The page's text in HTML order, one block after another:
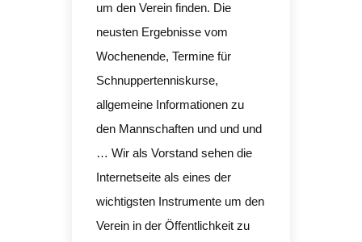
um den Verein finden. Die
neusten Ergebnisse vom
Wochenende, Termine für
Schnuppertenniskurse,
allgemeine Informationen zu
den Mannschaften und und und
… Wir als Vorstand sehen die
Internetseite als eines der
wichtigsten Instrumente um den
Verein in der Öffentlichkeit zu